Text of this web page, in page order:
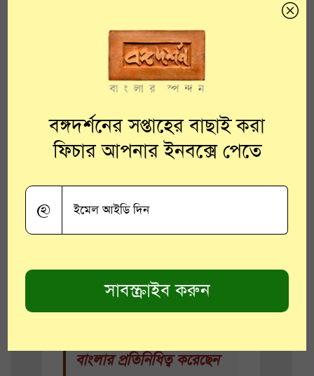
২০১৮ সালে, কেরলে
দৃষ্টিহীনদের জাতীয় ফুটবল
প্রতিযোগিতাতে বাংলার হয়ে
সাহেব গোলকিপার।
অন্যদিকে দৃষ্টিহীনদের জাতীয়
বাংলার প্রতিনিধিত্ব করেছেন
বঙ্গদর্শনের সপ্তাহের বাছাই করা
ফিচার আপনার ইনবক্সে পেতে
@